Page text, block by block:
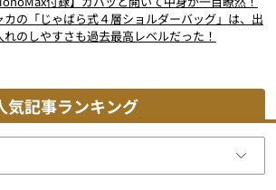
カの「じゃばら式４層ショルダーバッグ」は、出
れのしやすさも過去最高レベルだった！
気記事ランキング